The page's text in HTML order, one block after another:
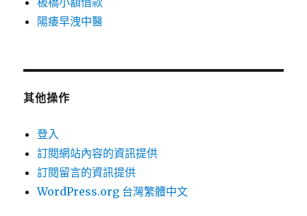
陽痿早洩中醫
其他操作
登入
訂閱網站內容的資訊提供
訂閱留言的資訊提供
WordPress.org 台灣繁體中文